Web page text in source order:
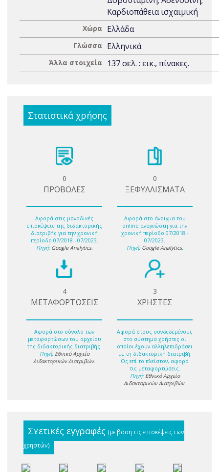
Καρδιοπάθεια ισχαιμική
Χώρα Ελλάδα
Γλώσσα Ελληνικά
Άλλα στοιχεία 137 σελ. : εικ., πίνακες.
Στατιστικά χρήσης
0
ΠΡΟΒΟΛΕΣ
Αφορά στις μοναδικές
επισκέψεις της διδακτορικής
διατριβής για την χρονική
περίοδο 07/2018 - 07/2023.
Πηγή: Google Analytics.
0
ΞΕΦΥΛΛΙΣΜΑΤΑ
Αφορά στο άνοιγμα του
online αναγνώστη για την
χρονική περίοδο 07/2018 -
07/2023.
Πηγή: Google Analytics.
4
ΜΕΤΑΦΟΡΤΩΣΕΙΣ
Αφορά στο σύνολο των
μεταφορτώσων του αρχείου
της διδακτορικής διατριβής.
Πηγή: Εθνικό Αρχείο
Διδακτορικών Διατριβών.
3
ΧΡΗΣΤΕΣ
Αφορά στους συνδεδεμένους
στο σύστημα χρήστες οι
οποίοι έχουν αλληλεπιδράσει
με τη διδακτορική διατριβή.
Ως επί το πλείστον, αφορά
τις μεταφορτώσεις.
Πηγή: Εθνικό Αρχείο
Διδακτορικών Διατριβών.
Σχετικές εγγραφές (με βάση τις επισκέψεις των
χρηστών)